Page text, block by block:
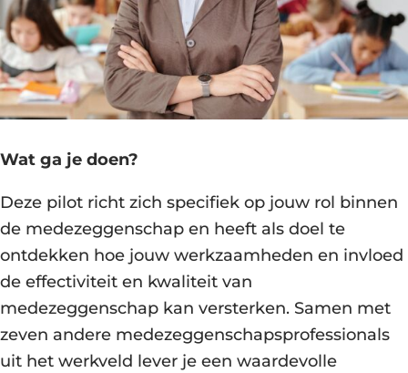
Wat ga je doen?
Deze pilot richt zich specifiek op jouw rol binnen
de medezeggenschap en heeft als doel te
ontdekken hoe jouw werkzaamheden en invloed
de effectiviteit en kwaliteit van
medezeggenschap kan versterken. Samen met
zeven andere medezeggenschapsprofessionals
uit het werkveld lever je een waardevolle